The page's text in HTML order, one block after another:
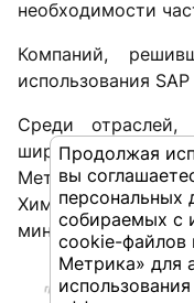
необходимости
Компаний,
использования
Среди отраслей,
широко
Металлургию,
Химию — в этих
минимальный
Продолжая
вы
персональных
собираемых с
cookie-файлов
Метрика» для